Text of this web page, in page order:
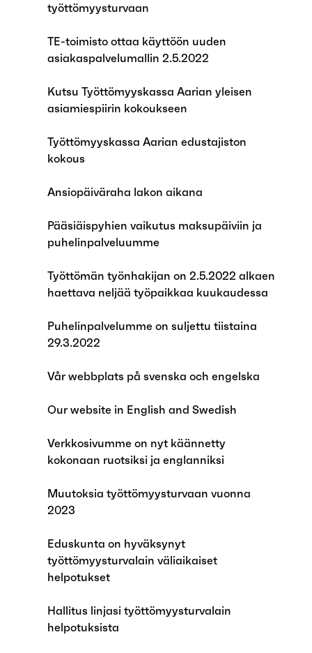
työttömyysturvaan
TE-toimisto ottaa käyttöön uuden
asiakaspalvelumallin 2.5.2022
Kutsu Työttömyyskassa Aarian yleisen
asiamiespiirin kokoukseen
Työttömyyskassa Aarian edustajiston
kokous
Ansiopäiväraha lakon aikana
Pääsiäispyhien vaikutus maksupäiviin ja
puhelinpalveluumme
Työttömän työnhakijan on 2.5.2022 alkaen
haettava neljää työpaikkaa kuukaudessa
Puhelinpalvelumme on suljettu tiistaina
29.3.2022
Vår webbplats på svenska och engelska
Our website in English and Swedish
Verkkosivumme on nyt käännetty
kokonaan ruotsiksi ja englanniksi
Muutoksia työttömyysturvaan vuonna
2023
Eduskunta on hyväksynyt
työttömyysturvalain väliaikaiset
helpotukset
Hallitus linjasi työttömyysturvalain
helpotuksista